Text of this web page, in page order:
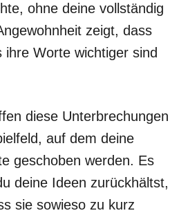
ohne deine vollständig
zeigt, dass
ihre Worte wichtiger sind
diese Unterbrechungen
auf dem deine
geschoben werden. Es
deine Ideen zurückhältst,
sie sowieso zu kurz